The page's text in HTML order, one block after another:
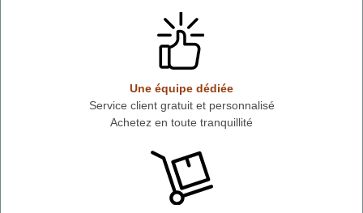
Une équipe dédiée
Service client gratuit et personnalisé
Achetez en toute tranquillité